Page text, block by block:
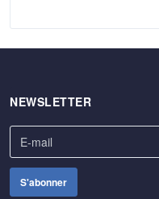
NEWSLETTER